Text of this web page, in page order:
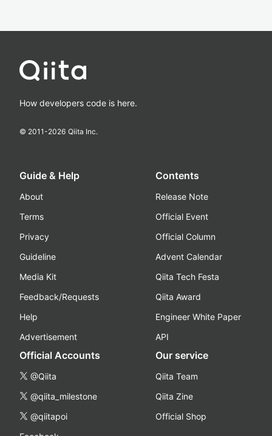
How developers code is here.
© 2011-2026 Qiita Inc.
Guide & Help
About
Terms
Privacy
Guideline
Media Kit
Feedback/Requests
Help
Advertisement
Contents
Release Note
Official Event
Official Column
Advent Calendar
Qiita Tech Festa
Qiita Award
Engineer White Paper
API
Official Accounts
@Qiita
@qiita_milestone
@qiitapoi
Our service
Qiita Team
Qiita Zine
Official Shop